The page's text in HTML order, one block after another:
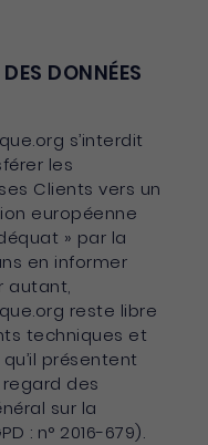
DONNÉES
s’interdit
les
Clients vers un
européenne
» par la
en informer
autant,
reste libre
techniques et
présentent
des
sur la
: n° 2016-679).